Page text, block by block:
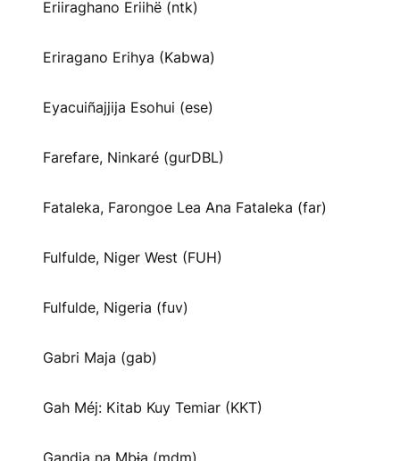
Eriiraghano Eriihë (ntk)
Eriragano Erihya (Kabwa)
Eyacuiñajjija Esohui (ese)
Farefare, Ninkaré (gurDBL)
Fataleka, Farongoe Lea Ana Fataleka (far)
Fulfulde, Niger West (FUH)
Fulfulde, Nigeria (fuv)
Gabri Maja (gab)
Gah Méj: Kitab Kuy Temiar (KKT)
Gandja na Mbɨa (mdm)